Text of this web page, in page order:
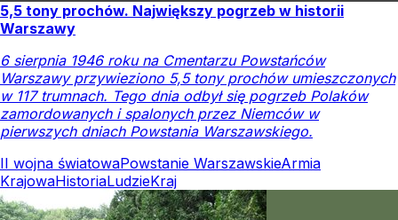
5,5 tony prochów. Największy pogrzeb w historii
Warszawy
6 sierpnia 1946 roku na Cmentarzu Powstańców
Warszawy przywieziono 5,5 tony prochów umieszczonych
w 117 trumnach. Tego dnia odbył się pogrzeb Polaków
zamordowanych i spalonych przez Niemców w
pierwszych dniach Powstania Warszawskiego.
II wojna światowaPowstanie WarszawskieArmia
KrajowaHistoriaLudzieKraj